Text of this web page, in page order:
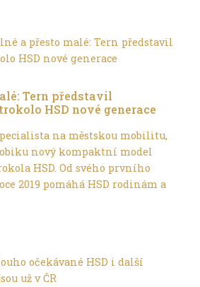
Tern představil
HSD nové generace
na městskou mobilitu,
nový kompaktní model
HSD. Od svého prvního
2019 pomáhá HSD rodinám a